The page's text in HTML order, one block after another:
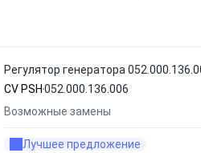
Регулятор генератора
CV PSH 052.000.136.006
Возможные замены
Лучшее предложение